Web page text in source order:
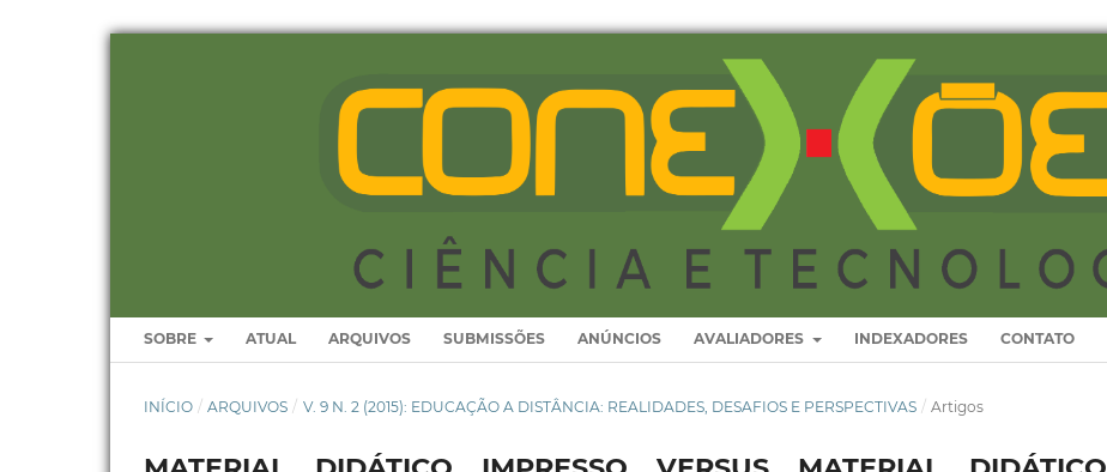
SOBRE ATUAL ARQUIVOS SUBMISSÕES ANÚNCIOS AVALIADORES INDEXADORES CONTATO
INÍCIO / ARQUIVOS / V. 9 N. 2 (2015): EDUCAÇÃO A DISTÂNCIA: REALIDADES, DESAFIOS E PERSPECTIVAS / Artigos